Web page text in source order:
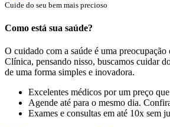
Cuide do seu bem mais precioso
Como está sua saúde?
O cuidado com a saúde é uma preocupação
Clínica, pensando nisso, buscamos cuidar
de uma forma simples e inovadora.
Excelentes médicos por um preço
Agende até para o mesmo dia.
Exames e consultas em até 10x sem